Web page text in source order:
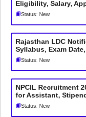
Eligibility, Salary,
Status: New
Rajasthan LDC
Syllabus, Exam
Status: New
NPCIL Recruitment
for Assistant,
Status: New